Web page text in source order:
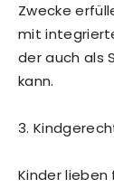
Zwecke
mit
der auch als
kann.
3.
Kinder